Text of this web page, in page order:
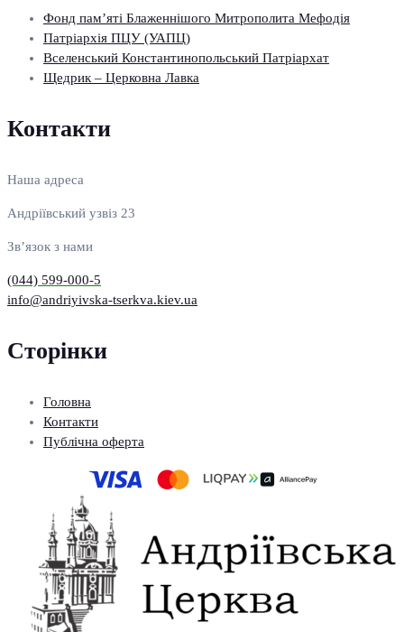
Фонд пам’яті Блаженнішого Митрополита Мефодія
Патріархія ПЦУ (УАПЦ)
Вселенський Константинопольський Патріархат
Щедрик – Церковна Лавка
Контакти
Наша адреса
Андріївський узвіз 23
Зв’язок з нами
(044) 599-000-5
info@andriyivska-tserkva.kiev.ua
Сторінки
Головна
Контакти
Публічна оферта